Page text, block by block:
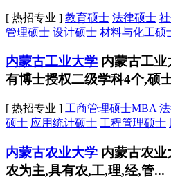
[ 热招专业 ] 教育硕士 法律硕士
管理硕士 设计硕士 材料与化工硕
内蒙古工业大学 内蒙古工业
有博士授权二级学科4个,硕
[ 热招专业 ] 工商管理硕士MBA
硕士 应用统计硕士 工程管理硕士
内蒙古农业大学 内蒙古农业
农为主,具有农,工,理,经,管...